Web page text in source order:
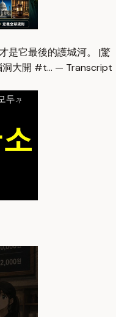
是它最後的護城河。 |驚
洞大開 #t… — Transcript